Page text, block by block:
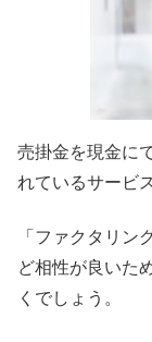
売掛金を現金に
れているサービ
「ファクタリン
ど相性が良いた
くでしょう。